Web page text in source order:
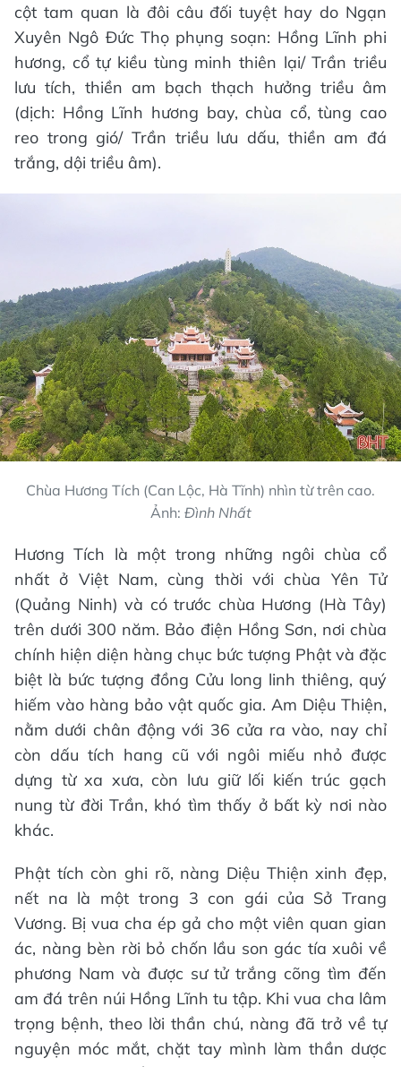
cột tam quan là đôi câu đối tuyệt hay do Ngạn
Xuyên Ngô Đức Thọ phụng soạn: Hồng Lĩnh phi
hương, cổ tự kiều tùng minh thiên lại/ Trần triều
lưu tích, thiền am bạch thạch hưởng triều âm
(dịch: Hồng Lĩnh hương bay, chùa cổ, tùng cao
reo trong gió/ Trần triều lưu dấu, thiền am đá
trắng, dội triều âm).
Chùa Hương Tích (Can Lộc, Hà Tĩnh) nhìn từ trên cao.
Ảnh: Đình Nhất
Hương Tích là một trong những ngôi chùa cổ
nhất ở Việt Nam, cùng thời với chùa Yên Tử
(Quảng Ninh) và có trước chùa Hương (Hà Tây)
trên dưới 300 năm. Bảo điện Hồng Sơn, nơi chùa
chính hiện diện hàng chục bức tượng Phật và đặc
biệt là bức tượng đồng Cửu long linh thiêng, quý
hiếm vào hàng bảo vật quốc gia. Am Diệu Thiện,
nằm dưới chân động với 36 cửa ra vào, nay chỉ
còn dấu tích hang cũ với ngôi miếu nhỏ được
dựng từ xa xưa, còn lưu giữ lối kiến trúc gạch
nung từ đời Trần, khó tìm thấy ở bất kỳ nơi nào
khác.
Phật tích còn ghi rõ, nàng Diệu Thiện xinh đẹp,
nết na là một trong 3 con gái của Sở Trang
Vương. Bị vua cha ép gả cho một viên quan gian
ác, nàng bèn rời bỏ chốn lầu son gác tía xuôi về
phương Nam và được sư tử trắng cõng tìm đến
am đá trên núi Hồng Lĩnh tu tập. Khi vua cha lâm
trọng bệnh, theo lời thần chú, nàng đã trở về tự
nguyện móc mắt, chặt tay mình làm thần dược